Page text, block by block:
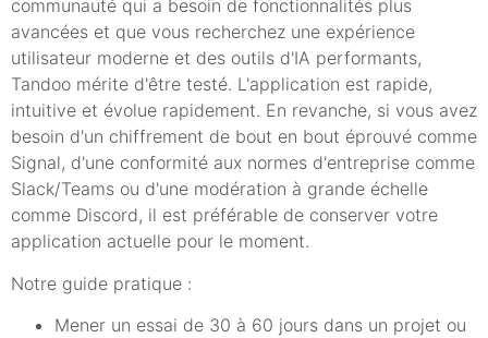
communauté qui a besoin de fonctionnalités plus
avancées et que vous recherchez une expérience
utilisateur moderne et des outils d'IA performants,
Tandoo mérite d'être testé. L'application est rapide,
intuitive et évolue rapidement. En revanche, si vous avez
besoin d'un chiffrement de bout en bout éprouvé comme
Signal, d'une conformité aux normes d'entreprise comme
Slack/Teams ou d'une modération à grande échelle
comme Discord, il est préférable de conserver votre
application actuelle pour le moment.
Notre guide pratique :
Mener un essai de 30 à 60 jours dans un projet ou